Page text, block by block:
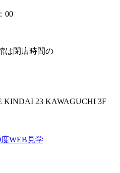
00
は閉店時間の
KINDAI 23 KAWAGUCHI 3F